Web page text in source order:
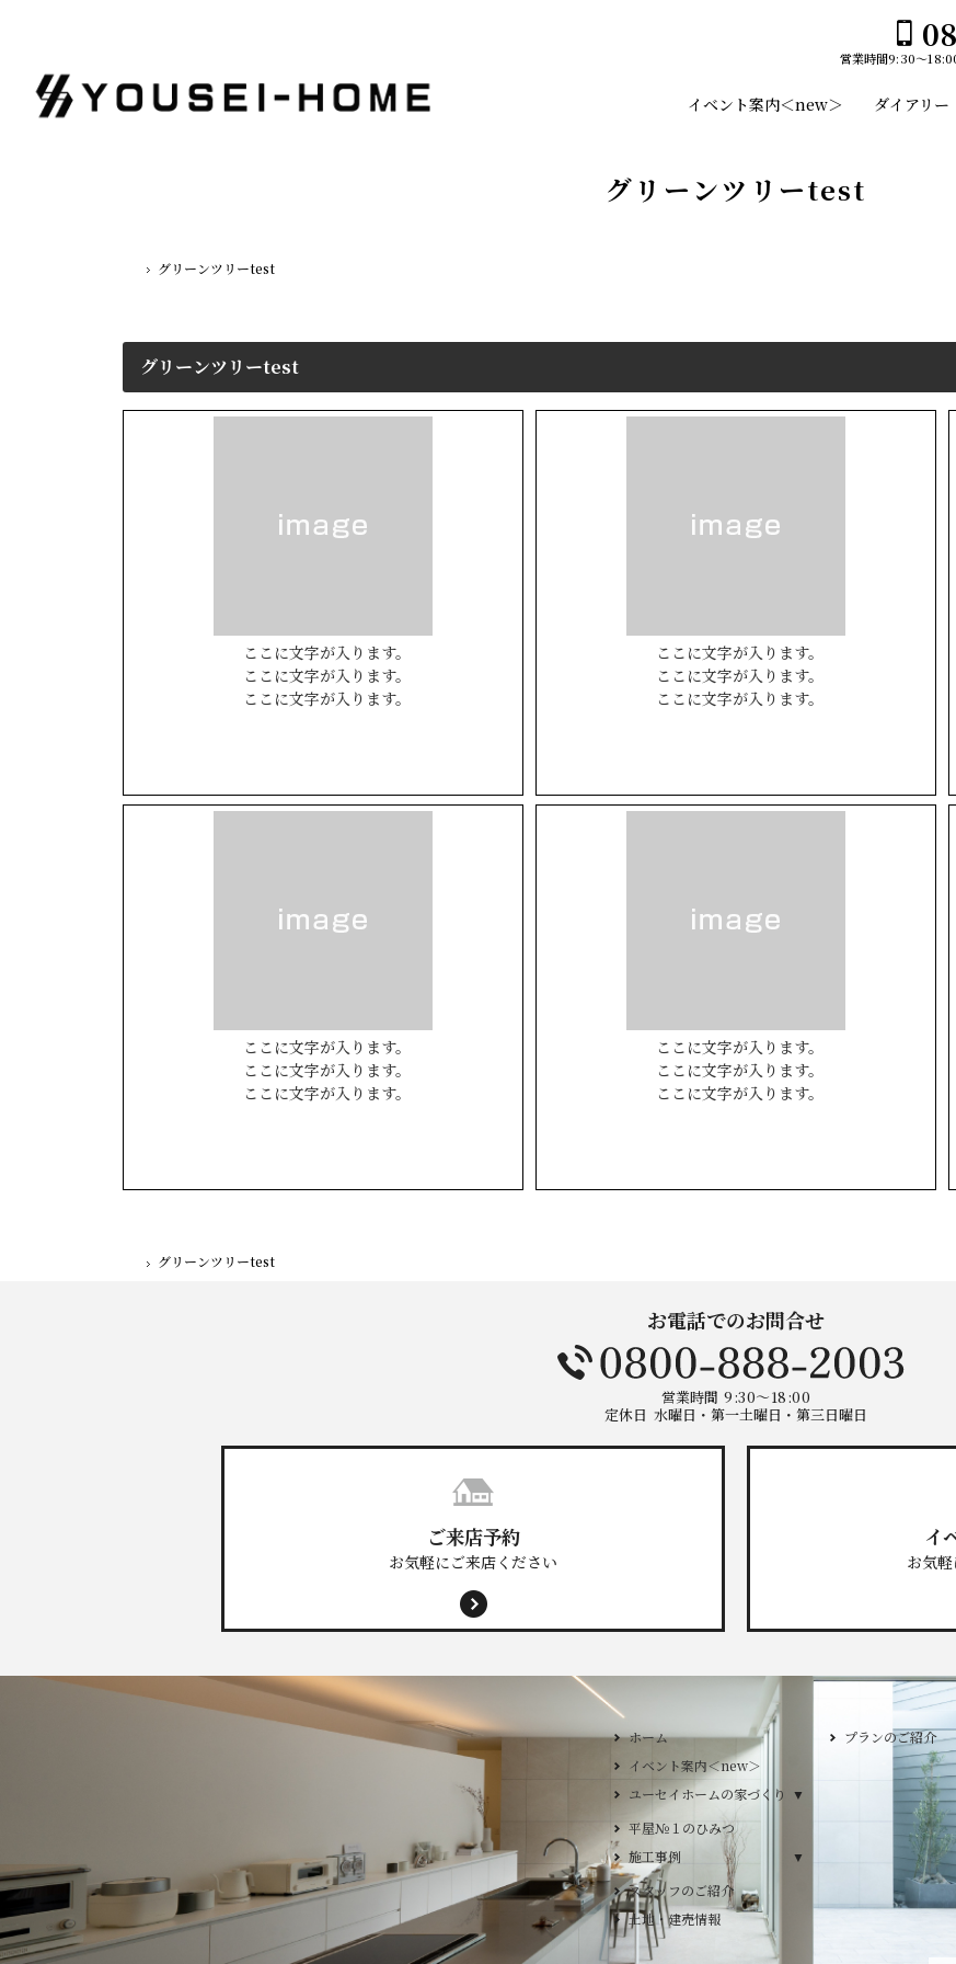
グリーンツリーtest
ホーム
グリーンツリーtest
グリーンツリーtest
ここに文字が入ります。
ここに文字が入ります。
ここに文字が入ります。
ここに文字が入ります。
ここに文字が入ります。
ここに文字が入ります。
ここに文字が入ります。
ここに文字が入ります。
ここに文字が入ります。
ここに文字が入ります。
ここに文字が入ります。
ここに文字が入ります。
ホーム
グリーンツリーtest
お電話でのお問合せ
営業時間 9:30～18:00
定休日 水曜日・第一土曜日・第三日曜日
ご来店予約
お気軽にご来店ください
イ
お気
イベント案内＜new＞
平屋
2階建て
プランのご紹介
DESIGN Y`sSTYLE / デザイン ワイズスタイル
建築家との家づくりQ＆A
2025年
2024年
イベント案内＜new＞ ダイアリー
営業時間9:30～
ホーム
イベント案内＜new＞
ユーセイホームの家づくり
ユーセイホームの家づ
構造
平屋№１のひみつ
施工事例
デザイン
平屋
2階建て
スタッフのご紹介
土地・建売情報
プランのご紹介
GLAMP／グ
DESIGN
DESIGN